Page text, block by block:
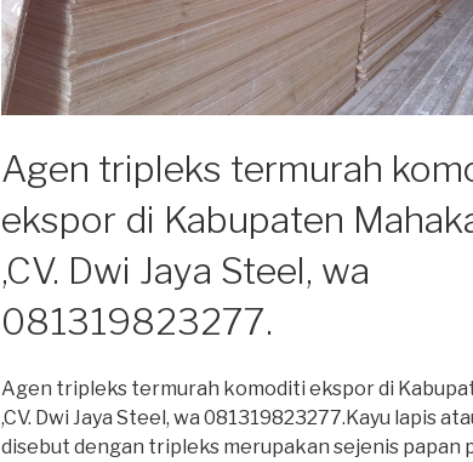
Agen tripleks termurah
ekspor di Kabupaten
,CV. Dwi Jaya Steel, wa
081319823277.
Agen tripleks termurah komoditi ekspor di
,CV. Dwi Jaya Steel, wa 081319823277.Kayu lapis
disebut dengan tripleks merupakan sejenis papan